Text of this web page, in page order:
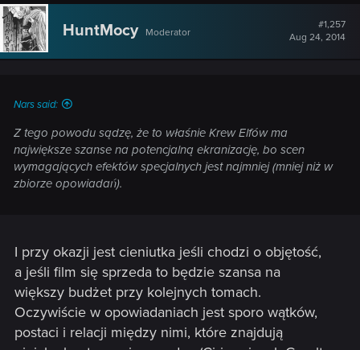
HuntMocy Moderator
#1,257
Aug 24, 2014
Nars said:
Z tego powodu sądzę, że to właśnie Krew Elfów ma
największe szanse na potencjalną ekranizację, bo scen
wymagających efektów specjalnych jest najmniej (mniej niż w
zbiorze opowiadań).
I przy okazji jest cieniutka jeśli chodzi o objętość,
a jeśli film się sprzeda to będzie szansa na
większy budżet przy kolejnych tomach.
Oczywiście w opowiadaniach jest sporo wątków,
postaci i relacji między nimi, które znajdują